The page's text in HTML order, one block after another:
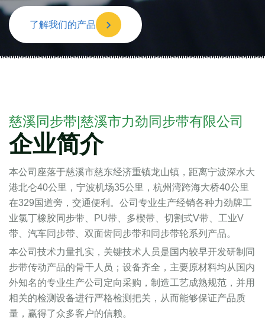
了解我们的产品
慈溪同步带|慈溪市力劲同步带有限公司
企业简介
本公司座落于慈溪市慈东经济重镇龙山镇，距离宁波深水大
港北仑40公里，宁波机场35公里，杭州湾跨海大桥40公里
在329国道旁，交通便利。公司专业生产经销各种力劲牌工
业氯丁橡胶同步带、PU带、多楔带、切割式V带、工业V
带、汽车同步带、双面齿同步带和同步带轮系列产品。
本公司技术力量扎实，关键技术人员是国内较早开发研制同
步带传动产品的骨干人员；设备齐全，主要原材料均从国内
外知名的专业生产公司定向采购，制造工艺成熟规范，并用
相关的检测设备进行严格检测把关，从而能够保证产品质
量，赢得了众多客户的信赖。